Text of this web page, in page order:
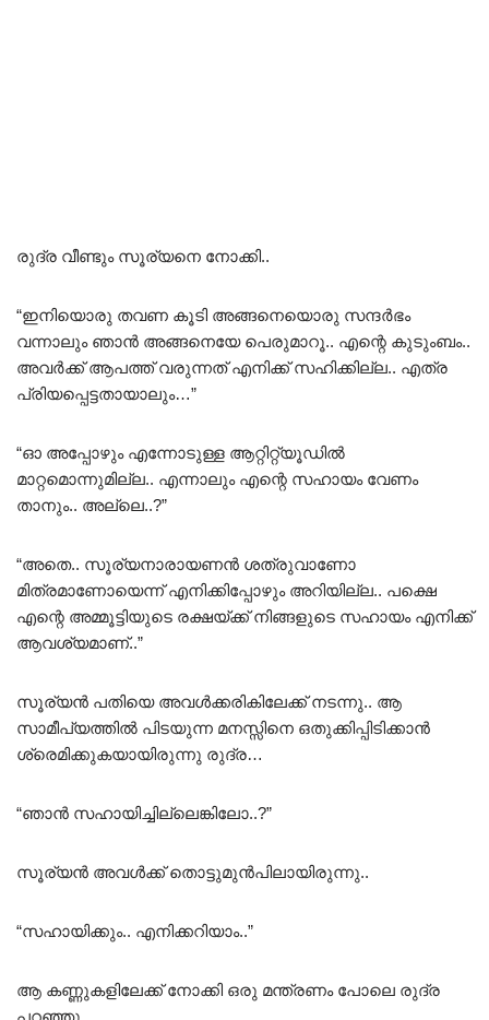
രുദ്ര വീണ്ടും സൂര്യനെ നോക്കി..
“ഇനിയൊരു തവണ കൂടി അങ്ങനെയൊരു സന്ദർഭം
വന്നാലും ഞാൻ അങ്ങനെയേ പെരുമാറൂ.. എന്റെ കുടുംബം..
അവർക്ക് ആപത്ത് വരുന്നത് എനിക്ക് സഹിക്കില്ല.. എത്ര
പ്രിയപ്പെട്ടതായാലും…”
“ഓ അപ്പോഴും എന്നോടുള്ള ആറ്റിറ്റ്യൂഡിൽ
മാറ്റമൊന്നുമില്ല.. എന്നാലും എന്റെ സഹായം വേണം
താനും.. അല്ലെ..?”
“അതെ.. സൂര്യനാരായണൻ ശത്രുവാണോ
മിത്രമാണോയെന്ന് എനിക്കിപ്പോഴും അറിയില്ല.. പക്ഷെ
എന്റെ അമ്മൂട്ടിയുടെ രക്ഷയ്ക്ക് നിങ്ങളുടെ സഹായം എനിക്ക്
ആവശ്യമാണ്..”
സൂര്യൻ പതിയെ അവൾക്കരികിലേക്ക് നടന്നു.. ആ
സാമീപ്യത്തിൽ പിടയുന്ന മനസ്സിനെ ഒതുക്കിപ്പിടിക്കാൻ
ശ്രെമിക്കുകയായിരുന്നു രുദ്ര…
“ഞാൻ സഹായിച്ചില്ലെങ്കിലോ..?”
സൂര്യൻ അവൾക്ക് തൊട്ടുമുൻപിലായിരുന്നു..
“സഹായിക്കും.. എനിക്കറിയാം..”
ആ കണ്ണുകളിലേക്ക് നോക്കി ഒരു മന്ത്രണം പോലെ രുദ്ര